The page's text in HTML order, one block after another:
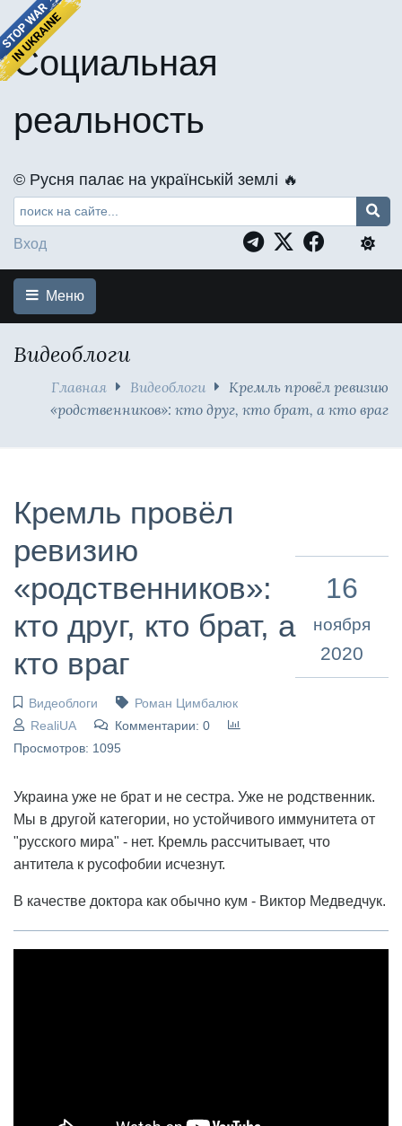
Социальная
реальность
©️ Русня палає на українській землі 🔥
Вход
Меню
Видеоблоги
Главная Видеоблоги
Кремль провёл ревизию
«родственников»: кто друг, кто брат, а кто враг
Кремль провёл
ревизию
«родственников»:
кто друг, кто брат, а
кто враг
Видеоблоги
Роман Цимбалюк
RealiUA
Комментарии: 0
Просмотров: 1095
16
ноября
2020
Украина уже не брат и не сестра. Уже не родственник.
Мы в другой категории, но устойчивого иммунитета от
"русского мира" - нет. Кремль рассчитывает, что
антитела к русофобии исчезнут.
В качестве доктора как обычно кум - Виктор Медведчук.